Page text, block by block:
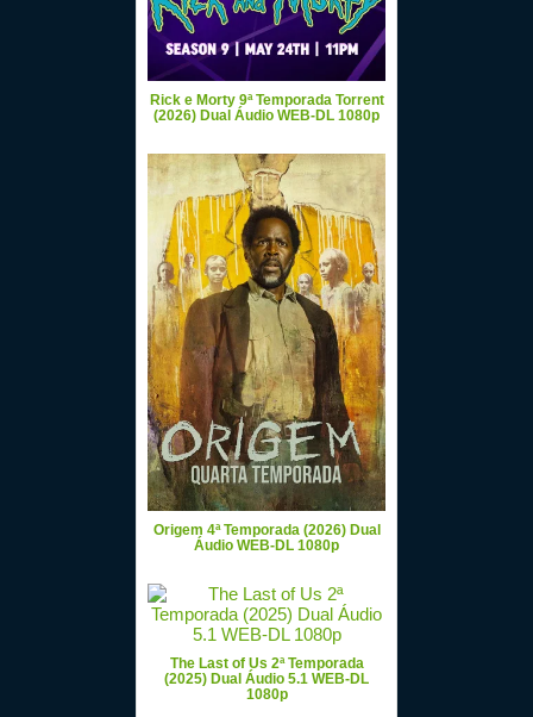
Rick e Morty 9ª Temporada Torrent
(2026) Dual Áudio WEB-DL 1080p
Origem 4ª Temporada (2026) Dual
Áudio WEB-DL 1080p
The Last of Us 2ª Temporada
(2025) Dual Áudio 5.1 WEB-DL
1080p